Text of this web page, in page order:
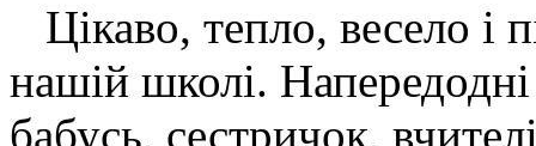
Цікаво, тепло, весело і
нашій школі. Напередодні
бабусь, сестричок,